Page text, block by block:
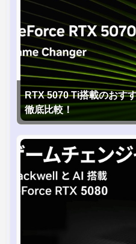
RTX 5070 Ti搭載のおす
徹底比較！